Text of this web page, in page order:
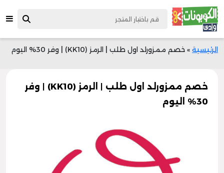
الرئيسية » خصم ممزورلد اول طلب | الرمز (KK10) | وفر 30% اليوم
خصم ممزورلد اول طلب | الرمز (KK10) | وفر
30% اليوم